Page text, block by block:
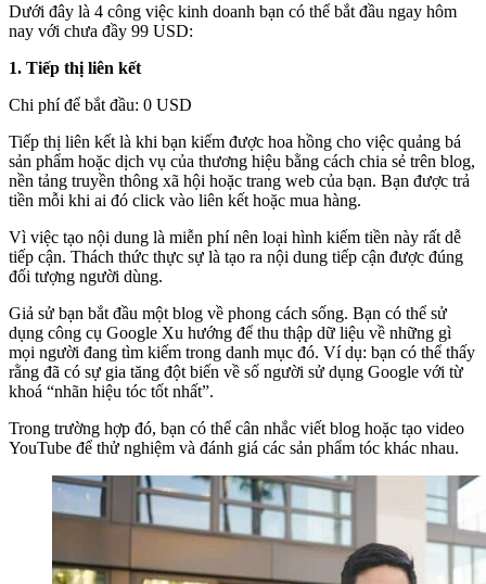
Dưới đây là 4 công việc kinh doanh bạn có thể bắt đầu ngay hôm
nay với chưa đầy 99 USD:
1. Tiếp thị liên kết
Chi phí để bắt đầu: 0 USD
Tiếp thị liên kết là khi bạn kiếm được hoa hồng cho việc quảng bá
sản phẩm hoặc dịch vụ của thương hiệu bằng cách chia sẻ trên blog,
nền tảng truyền thông xã hội hoặc trang web của bạn. Bạn được trả
tiền mỗi khi ai đó click vào liên kết hoặc mua hàng.
Vì việc tạo nội dung là miễn phí nên loại hình kiếm tiền này rất dễ
tiếp cận. Thách thức thực sự là tạo ra nội dung tiếp cận được đúng
đối tượng người dùng.
Giả sử bạn bắt đầu một blog về phong cách sống. Bạn có thể sử
dụng công cụ Google Xu hướng để thu thập dữ liệu về những gì
mọi người đang tìm kiếm trong danh mục đó. Ví dụ: bạn có thể thấy
rằng đã có sự gia tăng đột biến về số người sử dụng Google với từ
khoá “nhãn hiệu tóc tốt nhất”.
Trong trường hợp đó, bạn có thể cân nhắc viết blog hoặc tạo video
YouTube để thử nghiệm và đánh giá các sản phẩm tóc khác nhau.